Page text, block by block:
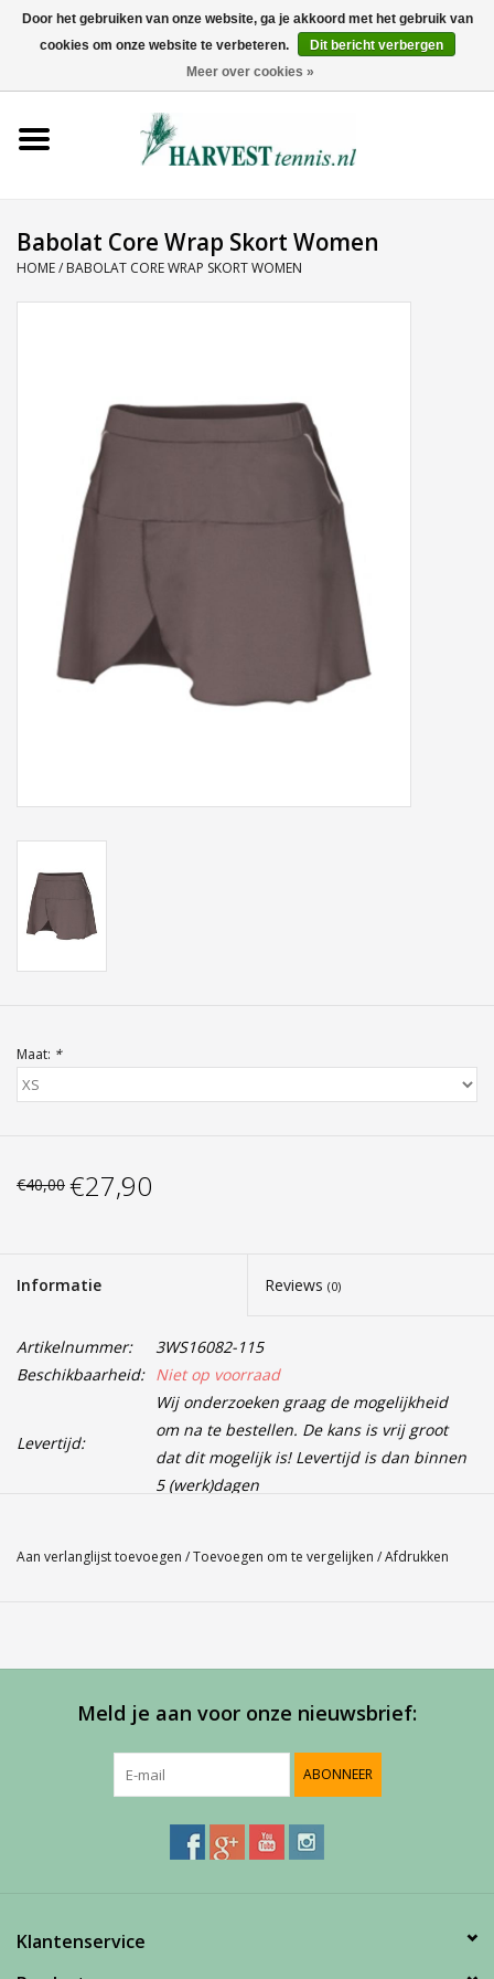
0 Artikelen - €0,00
Tenniskleding
Accessoires
Sponsoring
Babolat Core Wrap Skort Women
HOME/ BABOLAT CORE WRAP SKORT WOMEN
Maat: *
€40,00 €27,90
Informatie Reviews (0)
Artikelnummer:
3WS16082-115
Beschikbaarheid: Niet op voorraad
Levertijd:
Wij onderzoeken graag de mogelijkheid
om na te bestellen. De kans is vrij groot
dat dit mogelijk is! Levertijd is dan binnen
5 (werk)dagen
Babolat Core Wrap Skort Women
Aan verlanglijst toevoegen /Toevoegen om te vergelijken /Afdrukken
Meld je aan voor onze nieuwsbrief:
ABONNEER
Klantenservice
Door het gebruiken van onze website, ga je akkoord met het gebruik van
cookies om onze website te verbeteren.
Dit bericht verbergen
Meer over cookies »